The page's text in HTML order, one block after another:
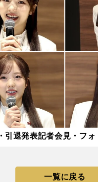
引退発表記者会見・フォ
一覧に戻る